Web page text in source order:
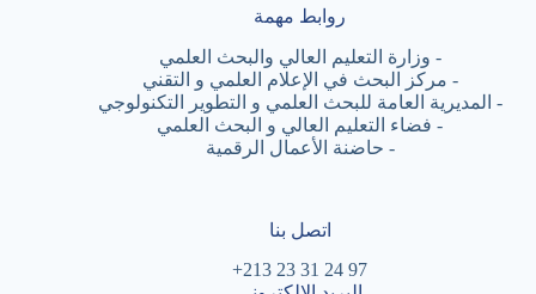
روابط مهمة
- وزارة التعليم العالي والبحث العلمي
- مركز البحث في الإعلام العلمي و التقني
- المديرية العامة للبحث العلمي و التطوير التكنولوجي
- فضاء التعليم العالي و البحث العلمي
- حاضنة الأعمال الرقمية
اتصل بنا
97 24 31 23 213+